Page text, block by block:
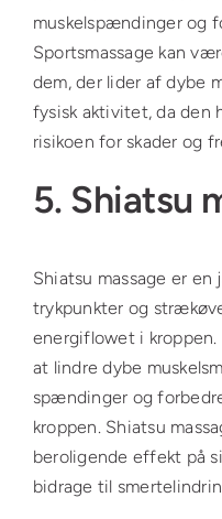
muskelspændinger og
Sportsmassage kan
dem, der lider af dybe
fysisk aktivitet, da den
risikoen for skader og
5. Shiatsu
Shiatsu massage er en
trykpunkter og
energiflowet i
at lindre dybe
spændinger og
kroppen. Shiatsu
beroligende effekt på
bidrage til